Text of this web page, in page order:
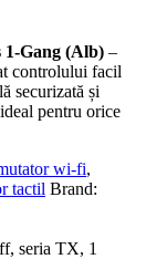
Gang (Alb) –
controlului facil
securizată și
pentru orice
wi-fi,
tactil Brand:
seria TX, 1